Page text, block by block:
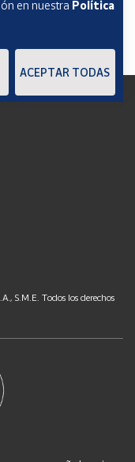
S.M.E. Todos los derechos
en nuestra Política
ACEPTAR TODAS